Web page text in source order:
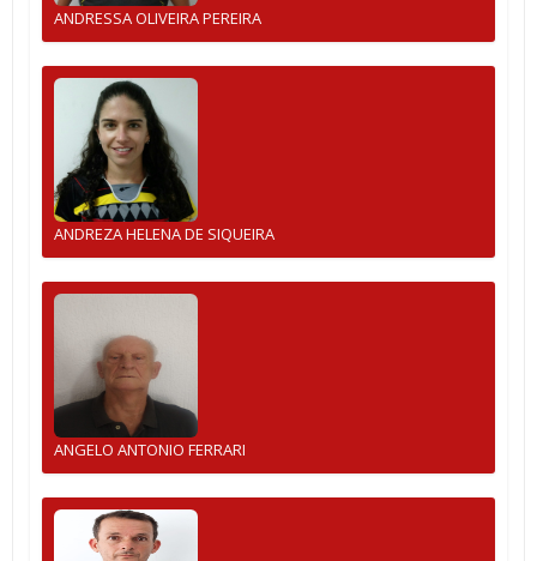
ANDRESSA OLIVEIRA PEREIRA
ANDREZA HELENA DE SIQUEIRA
ANGELO ANTONIO FERRARI